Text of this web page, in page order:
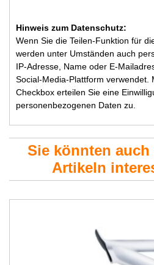
Hinweis zum Datenschutz:
Wenn Sie die Teilen-Funktion für
werden unter Umständen auch
IP-Adresse, Name oder E-
Social-Media-Plattform verwendet.
Checkbox erteilen Sie eine
personenbezogenen Daten zu.
Sie könnten
Artikeln